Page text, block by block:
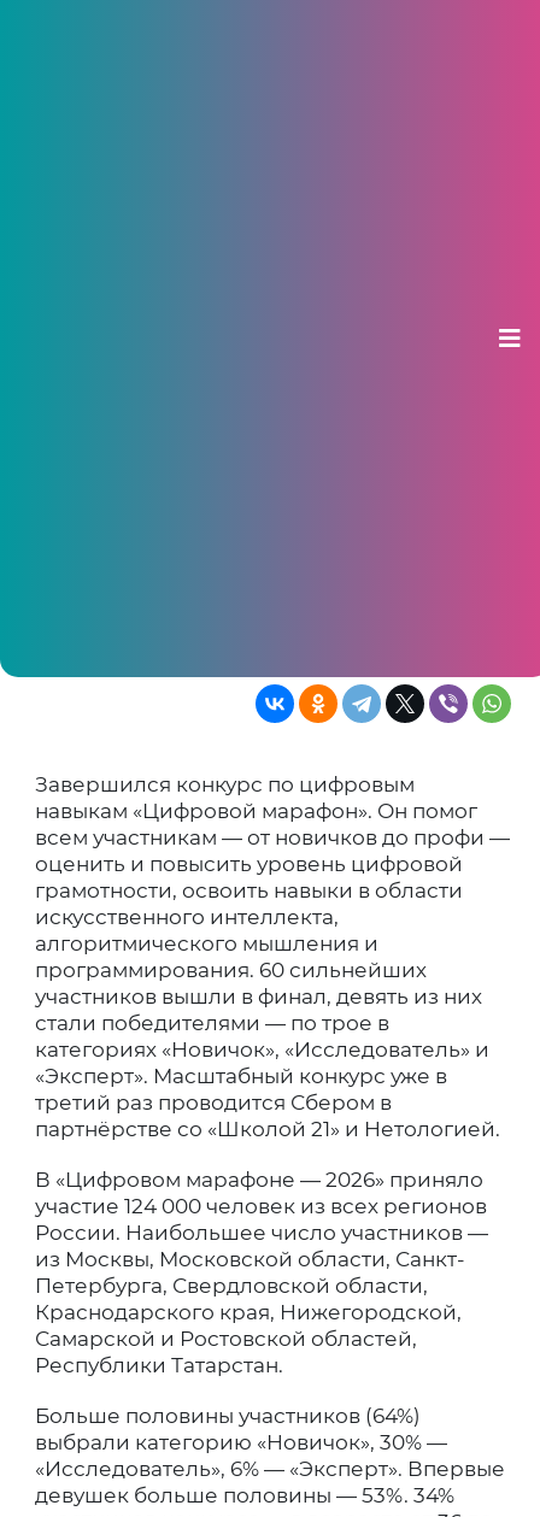
Завершился конкурс по цифровым
навыкам «Цифровой марафон». Он помог
всем участникам — от новичков до профи —
оценить и повысить уровень цифровой
грамотности, освоить навыки в области
искусственного интеллекта,
алгоритмического мышления и
программирования. 60 сильнейших
участников вышли в финал, девять из них
стали победителями — по трое в
категориях «Новичок», «Исследователь» и
«Эксперт». Масштабный конкурс уже в
третий раз проводится Сбером в
партнёрстве со «Школой 21» и Нетологией.
В «Цифровом марафоне — 2026» приняло
участие 124 000 человек из всех регионов
России. Наибольшее число участников —
из Москвы, Московской области, Санкт-
Петербурга, Свердловской области,
Краснодарского края, Нижегородской,
Самарской и Ростовской областей,
Республики Татарстан.
Больше половины участников (64%)
выбрали категорию «Новичок», 30% —
«Исследователь», 6% — «Эксперт». Впервые
девушек больше половины — 53%. 34%